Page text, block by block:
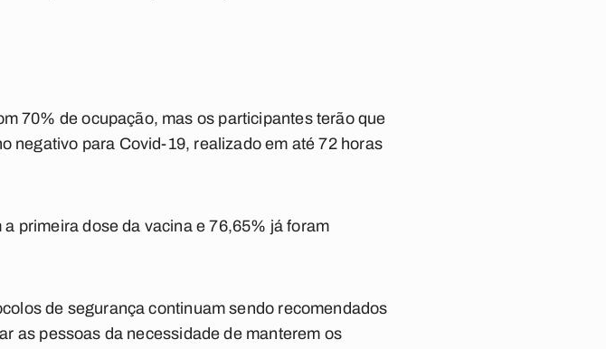
70% de ocupação, mas os participantes terão que
negativo para Covid-19, realizado em até 72 horas
primeira dose da vacina e 76,65% já foram
de segurança continuam sendo recomendados
as pessoas da necessidade de manterem os